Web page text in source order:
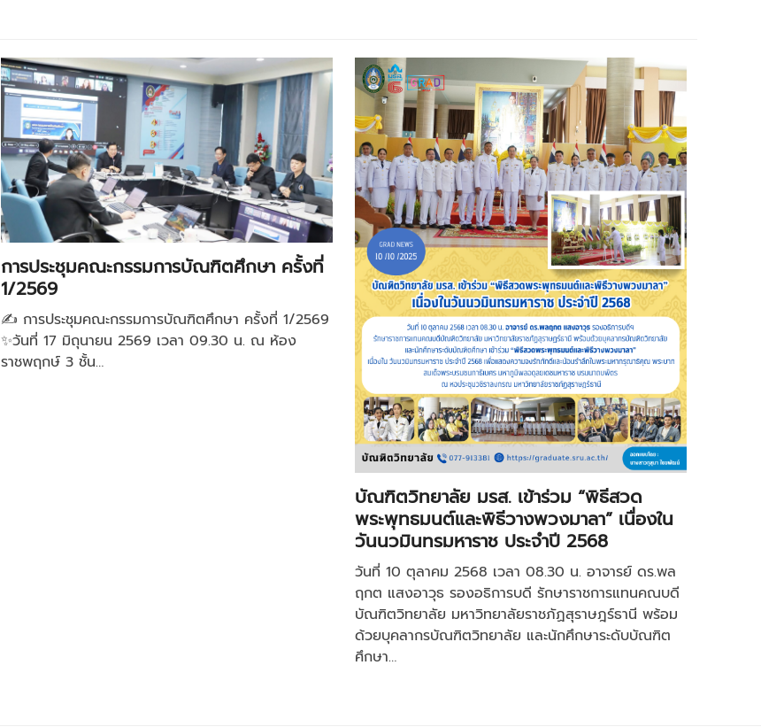
การประชุมคณะกรรมการบัณฑิตศึกษา ครั้งที่
1/2569
✍️ การประชุมคณะกรรมการบัณฑิตศึกษา ครั้งที่ 1/2569
✨วันที่ 17 มิถุนายน 2569 เวลา 09.30 น. ณ ห้อง
ราชพฤกษ์ 3 ชั้น…
บัณฑิตวิทยาลัย มรส. เข้าร่วม “พิธีสวด
พระพุทธมนต์และพิธีวางพวงมาลา” เนื่องใน
วันนวมินทรมหาราช ประจำปี 2568
วันที่ 10 ตุลาคม 2568 เวลา 08.30 น. อาจารย์ ดร.พล
ฤกต แสงอาวุธ รองอธิการบดี รักษาราชการแทนคณบดี
บัณฑิตวิทยาลัย มหาวิทยาลัยราชภัฏสุราษฎร์ธานี พร้อม
ด้วยบุคลากรบัณฑิตวิทยาลัย และนักศึกษาระดับบัณฑิต
ศึกษา…